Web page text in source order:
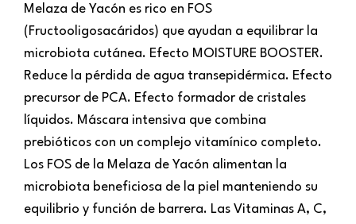
Melaza de Yacón es rico en FOS
(Fructooligosacáridos) que ayudan a equilibrar la
microbiota cutánea. Efecto MOISTURE BOOSTER.
Reduce la pérdida de agua transepidérmica. Efecto
precursor de PCA. Efecto formador de cristales
líquidos. Máscara intensiva que combina
prebióticos con un complejo vitamínico completo.
Los FOS de la Melaza de Yacón alimentan la
microbiota beneficiosa de la piel manteniendo su
equilibrio y función de barrera. Las Vitaminas A, C,